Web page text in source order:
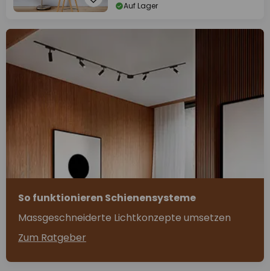
Auf Lager
So funktionieren Schienensysteme
Massgeschneiderte Lichtkonzepte umsetzen
Zum Ratgeber